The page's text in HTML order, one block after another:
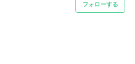
フォローする